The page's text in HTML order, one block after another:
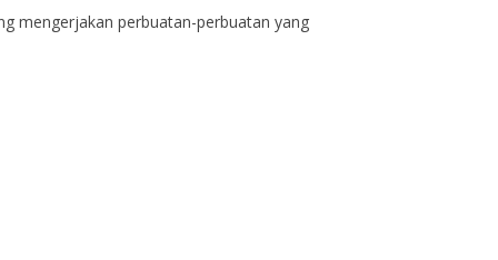
mengerjakan perbuatan-perbuatan yang